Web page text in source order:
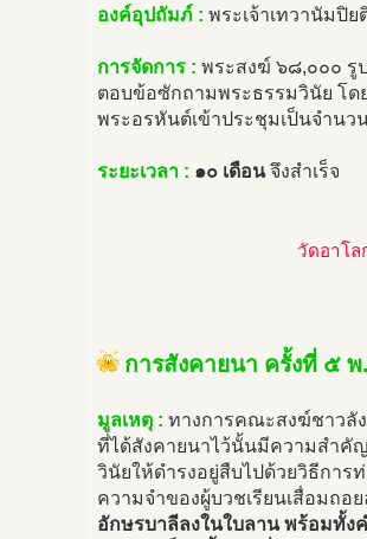
องค์อุปถัมภ์ : พระเจ้าเทวานัมปิ
การจัดการ : พระสงฆ์ ๖๘,๐๐๐ รู
ตอบข้อซักถามพระธรรมวินัย โด
พระอรหันต์เข้าประชุมเป็นจำน
ระยะเวลา : ๑๐ เดือนจึงสำเร็จ
วัดอาโล
การสังคายนา ครั้งที่ ๕
มูลเหตุ : ทางการคณะสงฆ์ชาวลั
ที่ได้สังคายนาไว้นั้นมีความสำคั
วินัยให้ดำรงอยู่สืบไปด้วยวิธีการ
ความจำของผู้บวชเรียนเสื่อมถอ
อักษรบาลีลงในใบลาน พร้อมทั้ง